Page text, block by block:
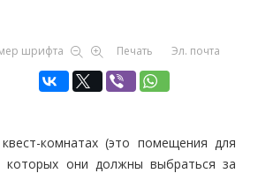
шрифта Печать Эл. почта
комнатах (это помещения для
они должны выбраться за